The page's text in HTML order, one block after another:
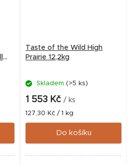
Taste of the Wild High
Prairie 12,2kg
Skladem (>5 ks)
1 553 Kč / ks
Měrná
cena:
127,30 Kč / 1 kg
Do košíku